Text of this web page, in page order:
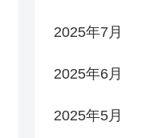
2025年7月
2025年6月
2025年5月